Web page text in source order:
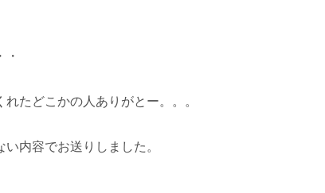
たどこかの人ありがとー。。。
内容でお送りしました。